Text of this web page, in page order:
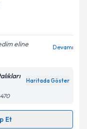
eline
Devamı
Haritada Göster
Et